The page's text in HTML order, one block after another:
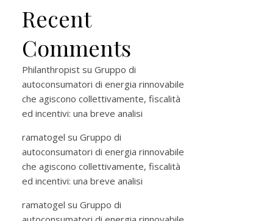
Recent
Comments
Philanthropist su Gruppo di
autoconsumatori di energia rinnovabile
che agiscono collettivamente, fiscalità
ed incentivi: una breve analisi
ramatogel su Gruppo di
autoconsumatori di energia rinnovabile
che agiscono collettivamente, fiscalità
ed incentivi: una breve analisi
ramatogel su Gruppo di